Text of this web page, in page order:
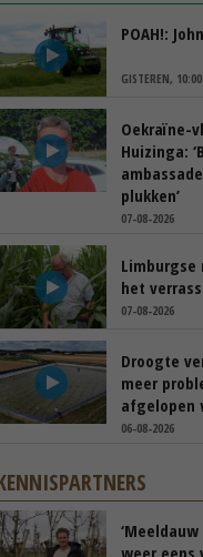
POAH!:
GISTEREN, 10:00
Oekraïne-
Huizinga:
plukken’
07-08-2026
Limburgse
het
07-08-2026
Droogte
meer
afgelopen
06-08-2026
weer eens